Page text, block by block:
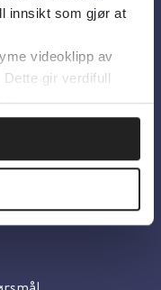
innsikt som gjør at
videoklipp av
gir verdifull